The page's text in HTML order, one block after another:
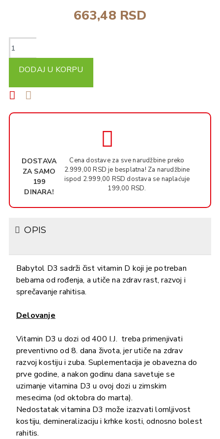
663,48 RSD
DODAJ U KORPU
DOSTAVA
ZA SAMO
199
DINARA!
Cena dostave za sve narudžbine preko
2.999,00 RSD je besplatna! Za narudžbine
ispod 2.999,00 RSD dostava se naplaćuje
199,00 RSD.
OPIS
Babytol D3 sadrži čist vitamin D koji je potreban
bebama od rođenja, a utiče na zdrav rast, razvoj i
sprečavanje rahitisa.
Delovanje
Vitamin D3 u dozi od 400 I.J. treba primenjivati
preventivno od 8. dana života, jer utiče na zdrav
razvoj kostiju i zuba. Suplementacija je obavezna do
prve godine, a nakon godinu dana savetuje se
uzimanje vitamina D3 u ovoj dozi u zimskim
mesecima (od oktobra do marta).
Nedostatak vitamina D3 može izazvati lomljivost
kostiju, demineralizaciju i krhke kosti, odnosno bolest
rahitis.